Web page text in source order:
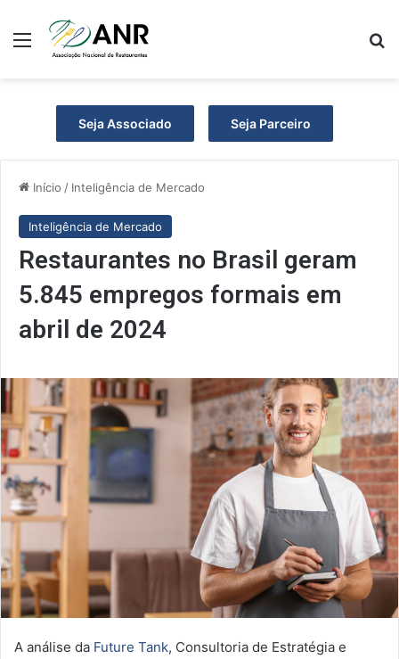
Menu
Seja Associado Seja Parceiro
Início / Inteligência de Mercado
Inteligência de Mercado
Restaurantes no Brasil geram
5.845 empregos formais em
abril de 2024
A análise da Future Tank, Consultoria de Estratégia e